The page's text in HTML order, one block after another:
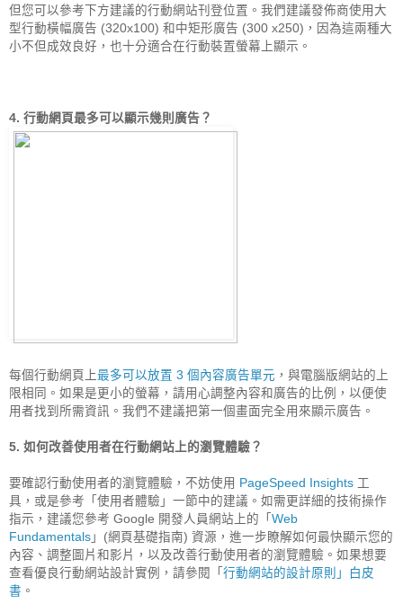
但您可以參考下方建議的行動網站刊登位置。我們建議發佈商使用大
型行動橫幅廣告 (320x100) 和中矩形廣告 (300 x250)，因為這兩種大
小不但成效良好，也十分適合在行動裝置螢幕上顯示。
4. 行動網頁最多可以顯示幾則廣告？
每個行動網頁上最多可以放置 3 個內容廣告單元 ，與電腦版網站的上
限相同。如果是更小的螢幕，請用心調整內容和廣告的比例，以便使
用者找到所需資訊。我們不建議把第一個畫面完全用來顯示廣告。
5. 如何改善使用者在行動網站上的瀏覽體驗？
要確認行動使用者的瀏覽體驗，不妨使用 PageSpeed Insights 工
具，或是參考「使用者體驗」一節中的建議。如需更詳細的技術操作
指示，建議您參考 Google 開發人員網站上的「 Web
Fundamentals 」(網頁基礎指南) 資源，進一步瞭解如何最快顯示您的
內容、調整圖片和影片，以及改善行動使用者的瀏覽體驗。如果想要
查看優良行動網站設計實例，請參閱「 行動網站的設計原則」白皮
書 。